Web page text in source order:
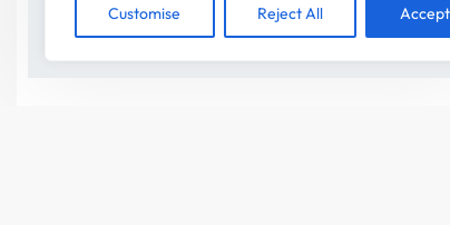
Customise Reject All
ACCEPTER